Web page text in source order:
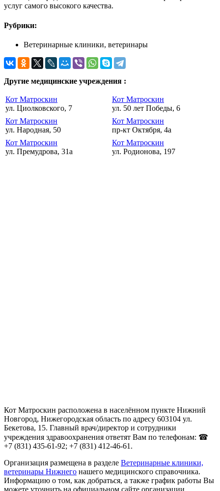
услуг самого высокого качества.
Рубрики:
Ветеринарные клиники, ветеринары
Другие медицинские учреждения :
Кот Матроскин
ул. Циолковского, 7
Кот Матроскин
ул. 50 лет Победы, 6
Кот Матроскин
ул. Народная, 50
Кот Матроскин
пр-кт Октября, 4а
Кот Матроскин
ул. Премудрова, 31а
Кот Матроскин
ул. Родионова, 197
Кот Матроскин расположена в населённом пункте Нижний
Новгород, Нижегородская область по адресу 603104 ул.
Бекетова, 15. Главный врач/директор и сотрудники
учреждения здравоохранения ответят Вам по телефонам: ☎
+7 (831) 435-61-92; +7 (831) 412-46-61.
Организация размещена в разделе Ветеринарные клиники,
ветеринары Нижнего нашего медицинского справочника.
Информацию о том, как добраться, а также график работы Вы
можете уточнить на официальном сайте организации